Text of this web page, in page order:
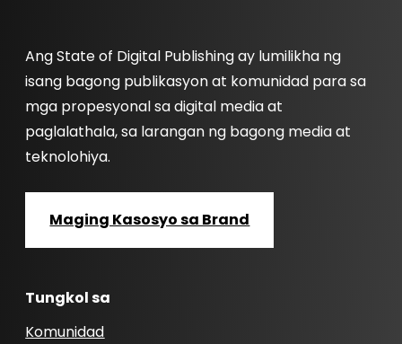
Ang State of Digital Publishing ay lumilikha ng
isang bagong publikasyon at komunidad para sa
mga propesyonal sa digital media at
paglalathala, sa larangan ng bagong media at
teknolohiya.
Maging Kasosyo sa Brand
Tungkol sa
Komunidad